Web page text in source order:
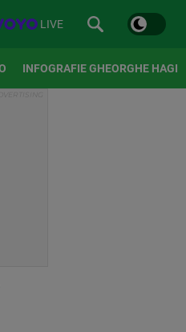
LIVE
INFOGRAFIE GHEORGHE HAGI